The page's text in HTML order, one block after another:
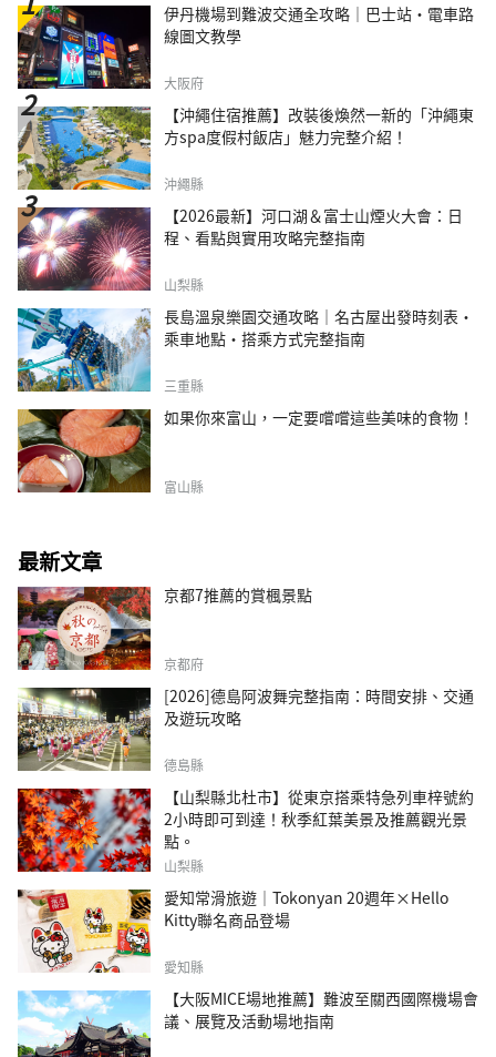
伊丹機場到難波交通全攻略｜巴士站・電車路
線圖文教學
大阪府
【沖繩住宿推薦】改裝後煥然一新的「沖繩東
方spa度假村飯店」魅力完整介紹！
沖繩縣
【2026最新】河口湖＆富士山煙火大會：日
程、看點與實用攻略完整指南
山梨縣
長島溫泉樂園交通攻略｜名古屋出發時刻表・
乘車地點・搭乘方式完整指南
三重縣
如果你來富山，一定要嚐嚐這些美味的食物！
富山縣
最新文章
京都7推薦的賞楓景點
京都府
[2026]德島阿波舞完整指南：時間安排、交通
及遊玩攻略
德島縣
【山梨縣北杜市】從東京搭乘特急列車梓號約
2小時即可到達！秋季紅葉美景及推薦觀光景
點。
山梨縣
愛知常滑旅遊｜Tokonyan 20週年×Hello
Kitty聯名商品登場
愛知縣
【大阪MICE場地推薦】難波至關西國際機場會
議、展覽及活動場地指南